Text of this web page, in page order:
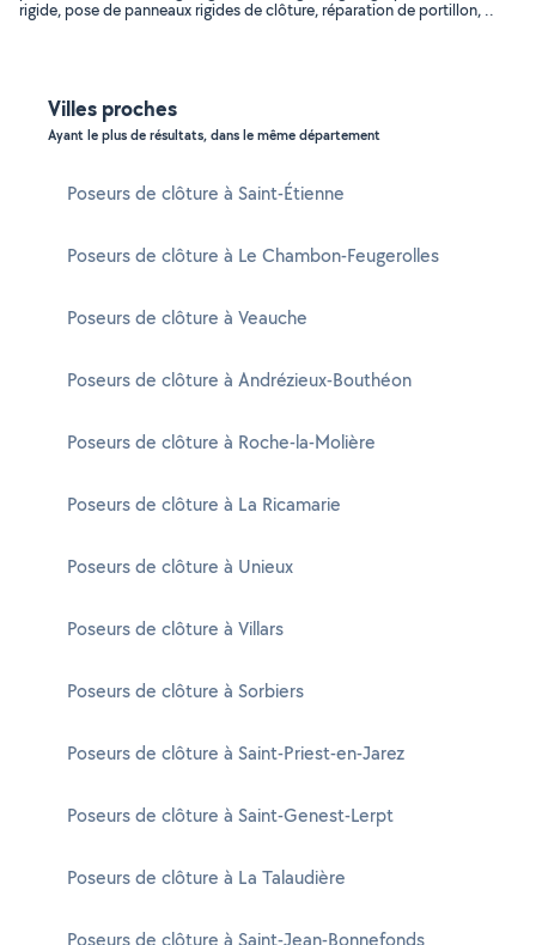
rigide, pose de panneaux rigides de clôture, réparation de portillon, ..
Villes proches
Ayant le plus de résultats, dans le même département
Poseurs de clôture à Saint-Étienne
Poseurs de clôture à Le Chambon-Feugerolles
Poseurs de clôture à Veauche
Poseurs de clôture à Andrézieux-Bouthéon
Poseurs de clôture à Roche-la-Molière
Poseurs de clôture à La Ricamarie
Poseurs de clôture à Unieux
Poseurs de clôture à Villars
Poseurs de clôture à Sorbiers
Poseurs de clôture à Saint-Priest-en-Jarez
Poseurs de clôture à Saint-Genest-Lerpt
Poseurs de clôture à La Talaudière
Poseurs de clôture à Saint-Jean-Bonnefonds